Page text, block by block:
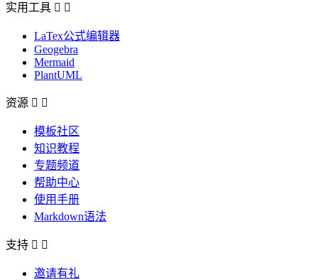
实用工具  
LaTex公式编辑器
Geogebra
Mermaid
PlantUML
资源  
模板社区
知识教程
专题频道
帮助中心
使用手册
Markdown语法
支持  
邀请有礼